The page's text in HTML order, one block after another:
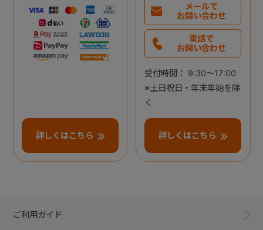
詳しくはこちら
メールで
お問い合わせ
電話で
お問い合わせ
受付時間： 9:30～17:00
※土日祝日・年末年始を除
く
詳しくはこちら
ご利用ガイド